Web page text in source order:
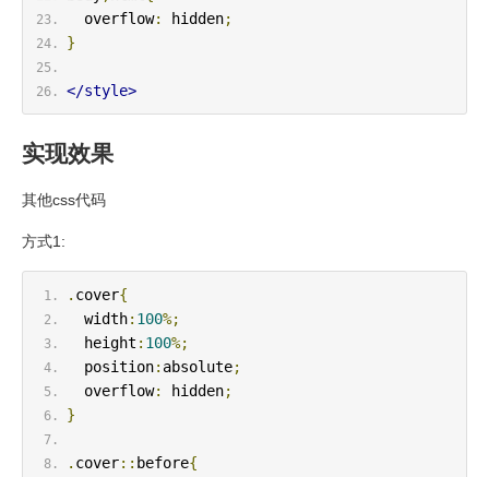
  overflow
: hidden;
}
</style>
实现效果
其他css代码
方式1:
. cover{
  width
: 100%;
  height
: 100%;
  position
: absolute;
  overflow
: hidden;
}
. cover:: before{